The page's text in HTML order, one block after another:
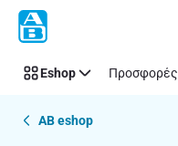
Παράλειψη
Eshop Προσφορές
AB eshop